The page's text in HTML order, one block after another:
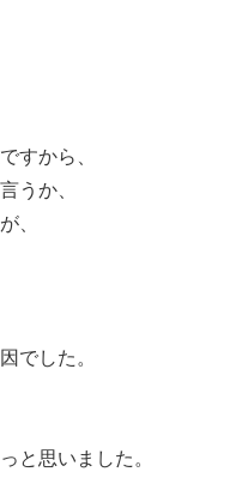
すから、
うか、
、
でした。
と思いました。